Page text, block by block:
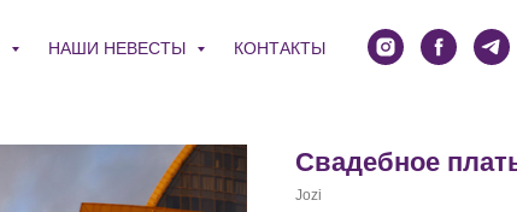
НАШИ НЕВЕСТЫ КОНТАКТЫ
Свадебное
Jozi